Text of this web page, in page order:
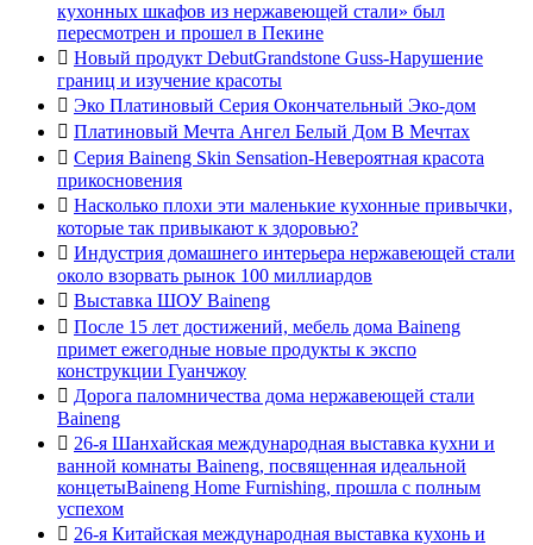
кухонных шкафов из нержавеющей стали» был
пересмотрен и прошел в Пекине
 Новый продукт DebutGrandstone Guss-Нарушение
границ и изучение красоты
 Эко Платиновый Серия Окончательный Эко-дом
 Платиновый Мечта Ангел Белый Дом В Мечтах
 Серия Baineng Skin Sensation-Невероятная красота
прикосновения
 Насколько плохи эти маленькие кухонные привычки,
которые так привыкают к здоровью?
 Индустрия домашнего интерьера нержавеющей стали
около взорвать рынок 100 миллиардов
 Выставка ШОУ Baineng
 После 15 лет достижений, мебель дома Baineng
примет ежегодные новые продукты к экспо
конструкции Гуанчжоу
 Дорога паломничества дома нержавеющей стали
Baineng
 26-я Шанхайская международная выставка кухни и
ванной комнаты Baineng, посвященная идеальной
концетыBaineng Home Furnishing, прошла с полным
успехом
 26-я Китайская международная выставка кухонь и